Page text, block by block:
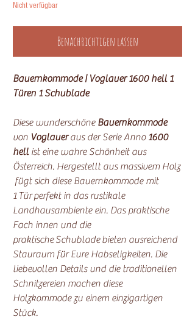
Nicht verfügbar
Benachrichtigen lassen
Bauernkommode | Voglauer 1600 hell 1
Türen 1 Schublade
Diese wunderschöne Bauernkommode
von Voglaueraus der Serie Anno1600
hellist eine wahre Schönheit aus
Österreich. Hergestellt aus massivem Holz
fügt sich diese Bauernkommode mit
1 Tür perfekt in das rustikale
Landhausambiente ein. Das praktische
Fach innen und die
praktische Schublade bieten ausreichend
Stauraum für Eure Habseligkeiten. Die
liebevollen Details und die traditionellen
Schnitzereien machen diese
Holzkommode zu einem einzigartigen
Stück.